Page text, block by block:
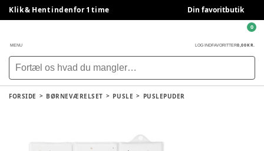
Klik & Hent indenfor 1 time Din favoritbutik
MENU LOG INDFAVORITTER0,00 KR.
0
FORSIDE BØRNEVÆRELSET PUSLE PUSLEPUDER